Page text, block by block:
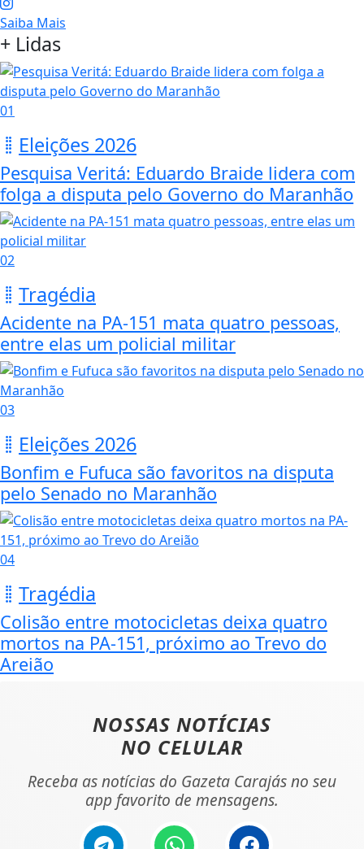
Saiba Mais
+ Lidas
01
Eleições 2026
Pesquisa Veritá: Eduardo Braide lidera com
folga a disputa pelo Governo do Maranhão
02
Tragédia
Acidente na PA-151 mata quatro pessoas,
entre elas um policial militar
03
Eleições 2026
Bonfim e Fufuca são favoritos na disputa
pelo Senado no Maranhão
04
Tragédia
Colisão entre motocicletas deixa quatro
mortos na PA-151, próximo ao Trevo do
Areião
NOSSAS NOTÍCIAS
NO CELULAR
Receba as notícias do Gazeta Carajás no seu
app favorito de mensagens.